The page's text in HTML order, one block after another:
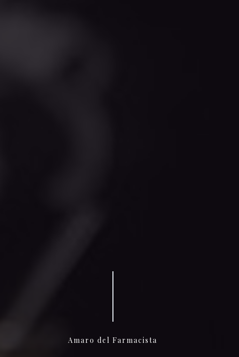
Amaro del Farmacista